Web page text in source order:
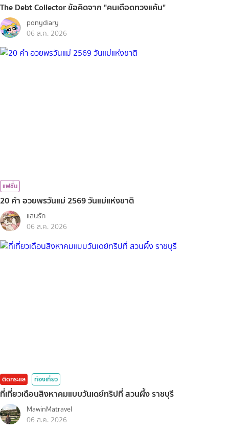
The Debt Collector ข้อคิดจาก "คนเดือดทวงแค้น"
ponydiary
06 ส.ค. 2026
แฟชั่น
20 คำ อวยพรวันแม่ 2569 วันแม่แห่งชาติ
แสนรัก
06 ส.ค. 2026
ติดกระแส ท่องเที่ยว
ที่เที่ยวเดือนสิงหาคมแบบวันเดย์ทริปที่ สวนผึ้ง ราชบุรี
MawinMatravel
06 ส.ค. 2026